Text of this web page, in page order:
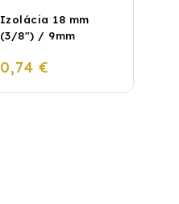
Izolácia 18 mm
(3/8") / 9mm
0,74 €